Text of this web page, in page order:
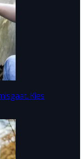
Kies